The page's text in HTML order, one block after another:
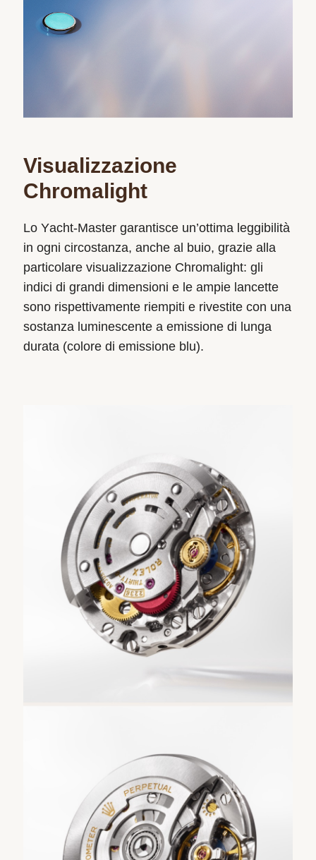
Visualizzazione
Chromalight
Lo Yacht‑Master garantisce un’ottima leggibilità
in ogni circostanza, anche al buio, grazie alla
particolare visualizzazione Chromalight: gli
indici di grandi dimensioni e le ampie lancette
sono rispettivamente riempiti e rivestite con una
sostanza luminescente a emissione di lunga
durata (colore di emissione blu).